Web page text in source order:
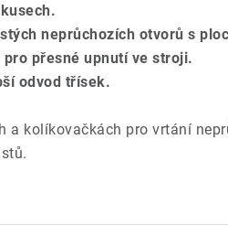
neprůchozích otvorů s
pro přesné upnutí ve stroji.
odvod třísek.
a kolíkovačkách pro vrtání